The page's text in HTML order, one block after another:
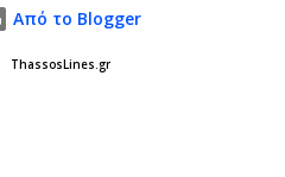
Από το Blogger
ThassosLines.gr